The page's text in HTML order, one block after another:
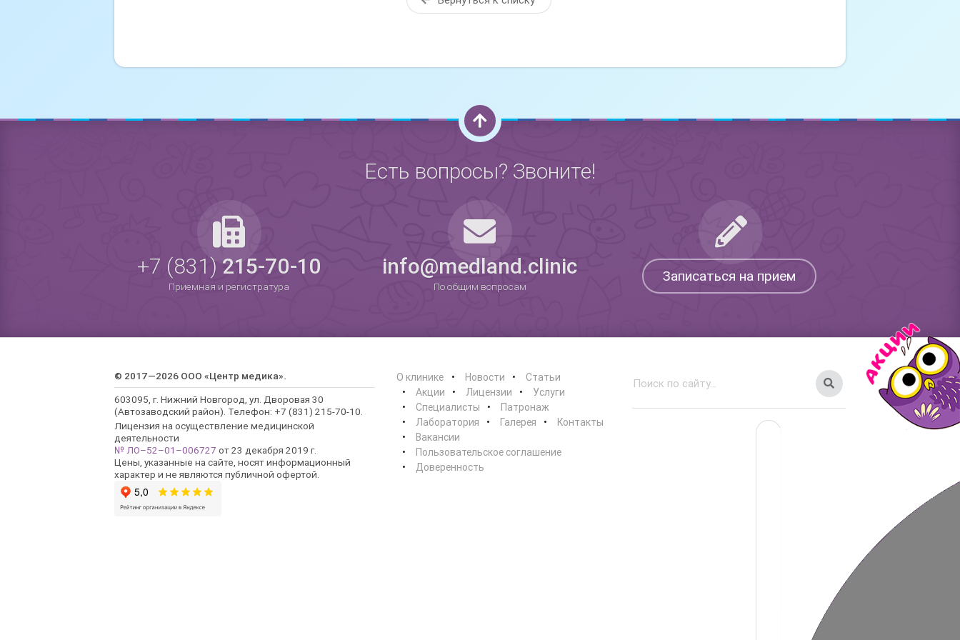
Есть вопросы? Звоните!
+7 (831) 215-70-10
Приемная и регистратура
info@medland.clinic
По общим вопросам
Записаться на прием
© 2017—2026 ООО «Центр медика».
603095, г. Нижний Новгород, ул. Дворовая 30
(Автозаводский район). Телефон: +7 (831) 215-70-10.
Лицензия на осуществление медицинской
деятельности
№ ЛО–52–01–006727 от 23 декабря 2019 г.
Цены, указанные на сайте, носят информационный
характер и не являются публичной офертой.
О клинике Новости
Статьи
Акции
Лицензии
Услуги
Специалисты
Патронаж
Лаборатория
Галерея
Контакты
Вакансии
Пользовательское соглашение
Доверенность